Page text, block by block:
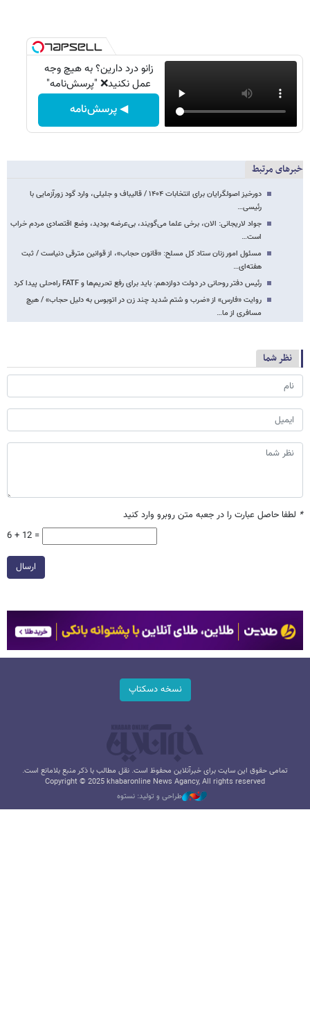
زانو درد دارین؟ به هیچ وجه
عمل نکنید❌ "پرسش‌نامه"
◀ پرسش‌نامه
خبرهای مرتبط
دورخیز اصولگرایان برای انتخابات ۱۴۰۴ / قالیباف و جلیلی، وارد گود زورآزمایی با
رئیسی…
جواد لاریجانی: الان، برخی علما می‌گویند، بی‌عرضه بودید، وضع اقتصادی مردم خراب
است…
مسئول امور زنان ستاد کل مسلح: «قانون حجاب»، از قوانین مترقی دنیاست / ثبت
هفته‌ای…
رئیس دفتر روحانی در دولت دوازدهم: باید برای رفع تحریم‌ها و FATF راه‌حلی پیدا کرد
روایت «فارس» از «ضرب و شتم شدید چند زن در اتوبوس به دلیل حجاب» / هیچ
مسافری از ما…
نظر شما
* لطفا حاصل عبارت را در جعبه متن روبرو وارد کنید
6 + 12 =
ارسال
نسخه دسکتاپ
تمامی حقوق این سایت برای خبرآنلاین محفوظ است. نقل مطالب با ذکر منبع بلامانع است.
Copyright © 2025 khabaronline News Agancy, All rights reserved
طراحی و تولید: نستوه